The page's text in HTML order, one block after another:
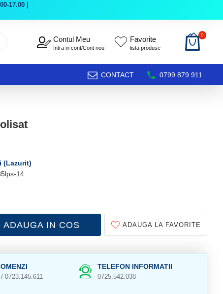
17.00 |
Contul Meu
Intra in cont/Cont nou
Favorite
lista produse
0
CONTACT 0799 879 911
(Lazurit)
14
ADAUGA IN COS ADAUGA LA FAVORITE
0723.145.611
TELEFON INFORMATII
0725.542.038